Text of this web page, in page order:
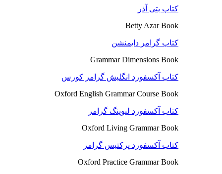
کتاب بتی آذر
Betty Azar Book
کتاب گرامر دایمنشن
Grammar Dimensions Book
کتاب آکسفورد انگلیش گرامر کورس
Oxford English Grammar Course Book
کتاب آکسفورد لیوینگ گرامر
Oxford Living Grammar Book
کتاب آکسفورد پرکتیس گرامر
Oxford Practice Grammar Book